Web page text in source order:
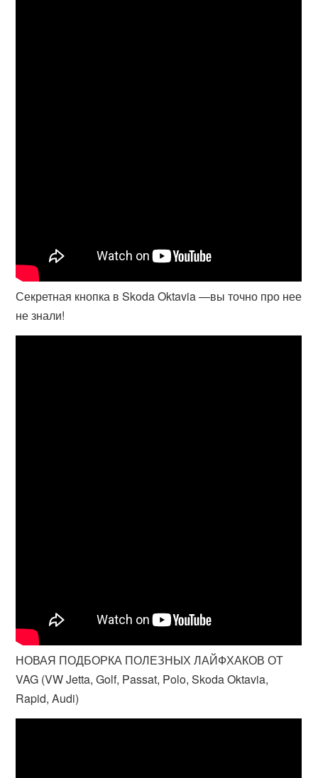
Секретная кнопка в Skoda Oktavia —вы точно про нее
не знали!
НОВАЯ ПОДБОРКА ПОЛЕЗНЫХ ЛАЙФХАКОВ ОТ
VAG (VW Jetta, Golf, Passat, Polo, Skoda Oktavia,
Rapid, Audi)